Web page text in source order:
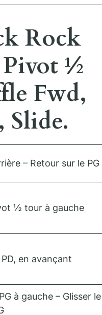
Rock
Pivot ½
Fwd,
Slide.
– Retour sur le PG
½ tour à gauche
en avançant
à gauche – Glisser le